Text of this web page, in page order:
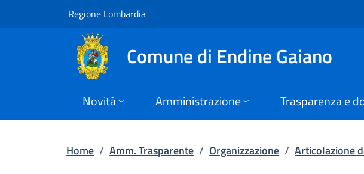
Vai al contenuto principale
Articolazione degli uffici
Regione Lombardia(apre in un'altra scheda).
Comune di Endine Gaiano
Novità Amministrazione Trasparenza e
Home / Amm. Trasparente / Organizzazione / Articolazione